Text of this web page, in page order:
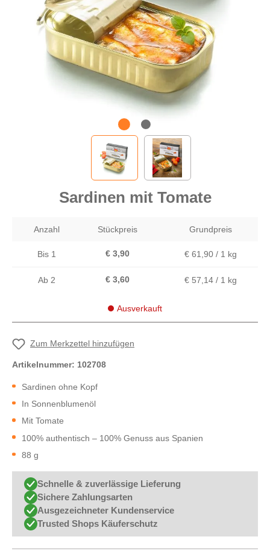
Sardinen mit Tomate
Anzahl Stückpreis Grundpreis
Bis 1 € 3,90 € 61,90 / 1 kg
Ab 2 € 3,60 € 57,14 / 1 kg
Ausverkauft
Zum Merkzettel hinzufügen
Artikelnummer: 102708
Sardinen ohne Kopf
In Sonnenblumenöl
Mit Tomate
100% authentisch – 100% Genuss aus Spanien
88 g
Schnelle & zuverlässige Lieferung
Sichere Zahlungsarten
Ausgezeichneter Kundenservice
Trusted Shops Käuferschutz